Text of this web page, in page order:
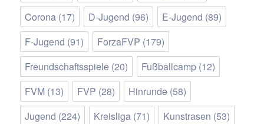
Corona (17) D-Jugend (96) E-Jugend (89)
F-Jugend (91) ForzaFVP (179)
Freundschaftsspiele (20) Fußballcamp (12)
FVM (13) FVP (28) Hinrunde (58)
Jugend (224) Kreisliga (71) Kunstrasen (53)